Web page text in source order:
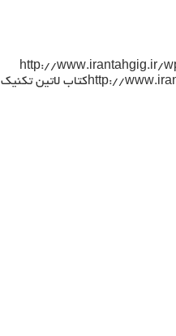
http://www.irantahgig.ir/
http://کتاب لاتین تکنیک